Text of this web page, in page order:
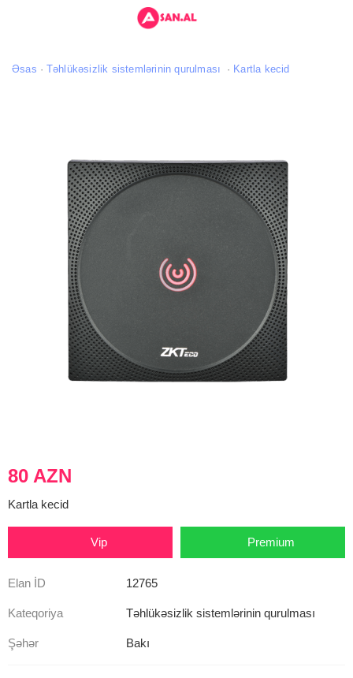
Əsas Təhlükəsizlik sistemlərinin qurulması Kartla kecid
80 AZN
Kartla kecid
Vip Premium
Elan İD 12765
Kateqoriya Təhlükəsizlik sistemlərinin qurulması
Şəhər Bakı